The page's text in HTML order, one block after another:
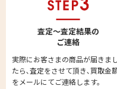
査定～査定結果の
ご連絡
実際にお客さまの商品が届きま
たら､査定をさせて頂き､買取金
をメールにてご連絡します。